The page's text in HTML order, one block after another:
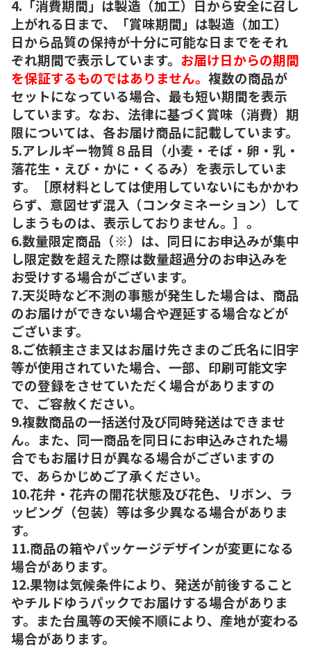
4.「消費期間」は製造（加工）日から安全に召し
上がれる日まで、「賞味期間」は製造（加工）
日から品質の保持が十分に可能な日までをそれ
ぞれ期間で表示しています。 お届け日からの期間
を保証するものではありません。 複数の商品が
セットになっている場合、最も短い期間を表示
しています。なお、法律に基づく賞味（消費）期
限については、各お届け商品に記載しています。
5.アレルギー物質８品目（小麦・そば・卵・乳・
落花生・えび・かに・くるみ）を表示していま
す。［原材料としては使用していないにもかかわ
らず、意図せず混入（コンタミネーション）して
しまうものは、表示しておりません。］。
6.数量限定商品（※）は、同日にお申込みが集中
し限定数を超えた際は数量超過分のお申込みを
お受けする場合がございます。
7.天災時など不測の事態が発生した場合は、商品
のお届けができない場合や遅延する場合などが
ございます。
8.ご依頼主さま又はお届け先さまのご氏名に旧字
等が使用されていた場合、一部、印刷可能文字
での登録をさせていただく場合がありますの
で、ご容赦ください。
9.複数商品の一括送付及び同時発送はできませ
ん。また、同一商品を同日にお申込みされた場
合でもお届け日が異なる場合がございますの
で、あらかじめご了承ください。
10.花弁・花卉の開花状態及び花色、リボン、ラ
ッピング（包装）等は多少異なる場合がありま
す。
11.商品の箱やパッケージデザインが変更になる
場合があります。
12.果物は気候条件により、発送が前後すること
やチルドゆうパックでお届けする場合がありま
す。また台風等の天候不順により、産地が変わる
場合があります。